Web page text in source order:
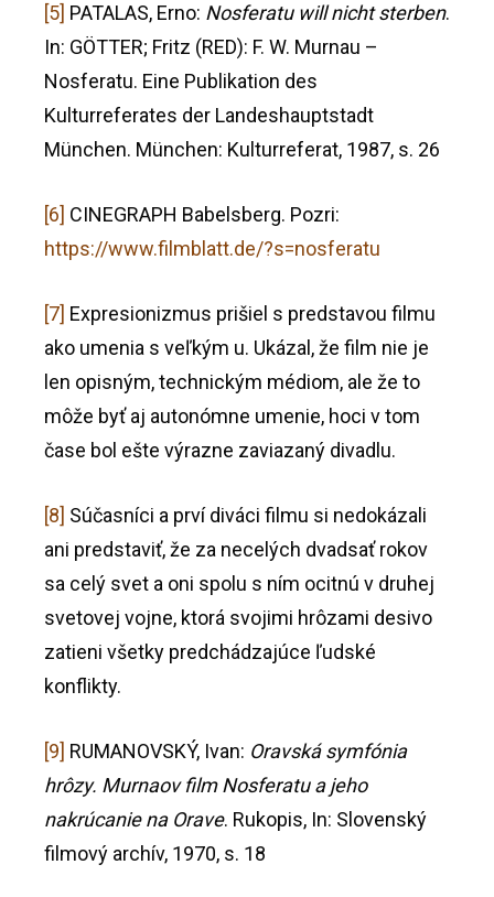
[5] PATALAS, Erno: Nosferatu will nicht sterben.
In: GÖTTER; Fritz (RED): F. W. Murnau –
Nosferatu. Eine Publikation des
Kulturreferates der Landeshauptstadt
München. München: Kulturreferat, 1987, s. 26
[6] CINEGRAPH Babelsberg. Pozri:
https://www.filmblatt.de/?s=nosferatu
[7] Expresionizmus prišiel s predstavou filmu
ako umenia s veľkým u. Ukázal, že film nie je
len opisným, technickým médiom, ale že to
môže byť aj autonómne umenie, hoci v tom
čase bol ešte výrazne zaviazaný divadlu.
[8] Súčasníci a prví diváci filmu si nedokázali
ani predstaviť, že za necelých dvadsať rokov
sa celý svet a oni spolu s ním ocitnú v druhej
svetovej vojne, ktorá svojimi hrôzami desivo
zatieni všetky predchádzajúce ľudské
konflikty.
[9] RUMANOVSKÝ, Ivan: Oravská symfónia
hrôzy. Murnaov film Nosferatu a jeho
nakrúcanie na Orave. Rukopis, In: Slovenský
filmový archív, 1970, s. 18